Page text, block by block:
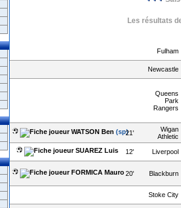
Les résultats
Fulham
Newcastle
Queens
Park
Rangers
WATSON Ben (sp)21'
Wigan
Athletic
SUAREZ Luis
12' Liverpool
FORMICA Mauro20' Blackburn
Stoke City